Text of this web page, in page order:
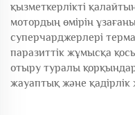
қызметкерлікті
мотордың өмірін
суперчарджерлері
паразиттік жұмысқа
отыру туралы
жауаптық және